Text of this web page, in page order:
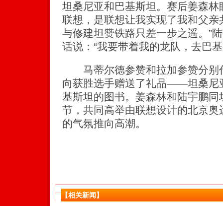
坦桑尼亚和巴基斯坦。赛后姜森林
联想，是联想让我实现了我和父
与修建坦赞铁路只差一步之遥。”
话说：“我要带着我的龙队，去巴
马蒂尔德参赞和拉加参赞分别
向获胜选手赠送了礼品——坦桑尼
基斯坦的图书。姜森林和陆宇鹏
节，共同高举由联想设计的北京奥
的气氛推向高潮。
【相关新闻】